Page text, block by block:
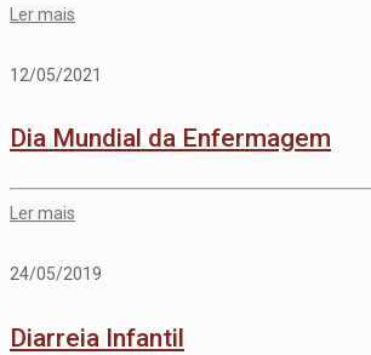
Ler mais
12/05/2021
Dia Mundial da Enfermagem
Ler mais
24/05/2019
Diarreia Infantil